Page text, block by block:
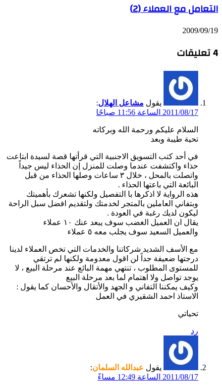
التعامل مع العملاء (2)
2009/09/19
‫4 تعليقات
يقول مشاعل الهلال:
2011/08/17 الساعة 11:56 صباحًا
السلام عليكم ورحمة الله وبركاته
تحية طيبة وبعد
في أحد كتب التسويق الاجنبية التي قرأتها قصة لسيدة ابتاعت
حذاء واكتشفت عندما وصلت للمنزل إن الحذاء ليس جيداً
واتصلت بالمحل ، خلال ٣ ساعات وصلها الحذاء من قبل
البائعة التي باعتها الحذاء .
هذه الرواية لا اذكرها با التفصيل ولكنها تشعرك بأهميتك
وبتفاني العاملين بالمتجر لخدمتك ولتقديم افضل سبل الراحة
ليكون لديك رغبة في العودة .
يقال ان العميل الغضب سوف يبعد عنك ١٠ عملاء
والعميل السعيد سوف يجلب معه ٥ عملاء
مع الأسف الشديد شركاتنا والخدمات التي تخص العملاء لدينا
درجتها ضعيفة جداً لن اقول معدومة ولكنها لم ترتقي
للمستوى المطلوب ، تنتهي مهمة البائع عند مرحلة البيع ، لا
يوجد تواصل ولا اهتمام لما بعد مرحلة البيع
وكيف يمكننا التفاني و الجهد والأتقال والأحسان كما يقول :
الاستاذ احمد الشقيري في العمل
تحياتي
رد
يقول عبدالله السلمان:
2011/08/17 الساعة 12:49 مساءً